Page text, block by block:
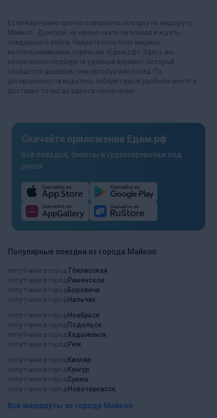
Если вам нужно срочно совершить поездку по маршруту
Майкоп - Донской, не нужно ехать на вокзал и ждать
следующего рейса. Найдите попутную машину,
воспользовавшись сервисом «Едем.рф». Здесь вы
обязательно подберёте удобный вариант, который
обойдётся дешевле, чем автобус или поезд. По
договорённости водитель заберёт вас в удобном месте и
доставит точно до адреса назначения.
Скачайте приложение Едем.рф
Все поездки, билеты и грузоперевозки под
рукой
Популярные поездки из города Майкоп
попутчики в городТбилисская
попутчики в город Раменское
попутчики в город Боровичи
попутчики в город Нальчик
попутчики в город Ноябрьск
попутчики в город Подольск
попутчики в городХадыженск
попутчики в город Реж
попутчики в город Кизляр
попутчики в город Кунгур
попутчики в городСунжа
попутчики в город Новочеркасск
Все маршруты из города Майкоп